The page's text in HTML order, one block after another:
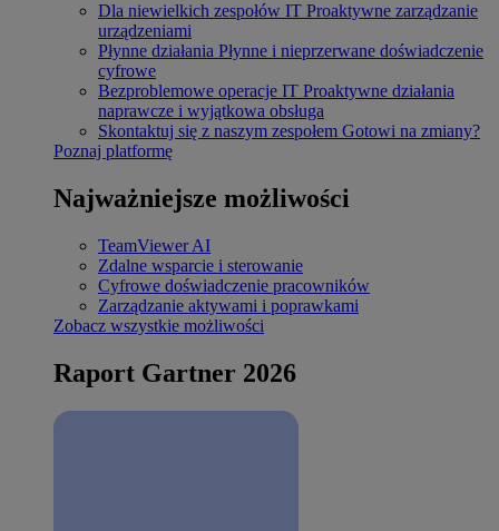
Dla niewielkich zespołów IT Proaktywne zarządzanie
urządzeniami
Płynne działania Płynne i nieprzerwane doświadczenie
cyfrowe
Bezproblemowe operacje IT Proaktywne działania
naprawcze i wyjątkowa obsługa
Skontaktuj się z naszym zespołem Gotowi na zmiany?
Poznaj platformę
Najważniejsze możliwości
TeamViewer AI
Zdalne wsparcie i sterowanie
Cyfrowe doświadczenie pracowników
Zarządzanie aktywami i poprawkami
Zobacz wszystkie możliwości
Raport Gartner 2026